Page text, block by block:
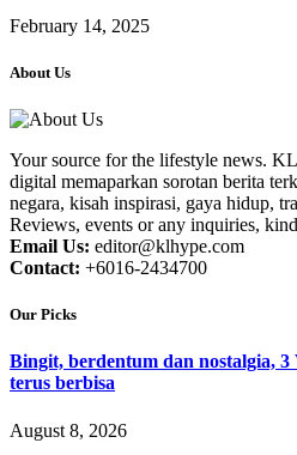
February 14, 2025
About Us
Your source for the lifestyle news.
digital memaparkan sorotan berita
negara, kisah inspirasi, gaya hidup,
Reviews, events or any inquiries,
Email Us: editor@klhype.com
Contact: +6016-2434700
Our Picks
Bingit, berdentum dan nostalgia,
terus berbisa
August 8, 2026